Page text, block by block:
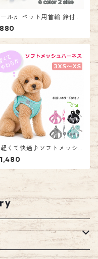
ル♬ ペット用首輪 鈴付き
インストーン 首輪 【T
【T3】 カラー 犬用 猫用
犬 レザー調 ラインストー
ッグ キャット エミリースタ
ル emilystyle
軽くて快適♪ソフトメッシ
ーネス】ハーネス 犬 ソフ
シュ 超小型犬 小型犬
パピー 高齢犬 かわいい
しゃれ 猫 ネコ お散歩 簡単
着 ソフトパッド ペット 愛犬
ッグ エミリースタイル emil